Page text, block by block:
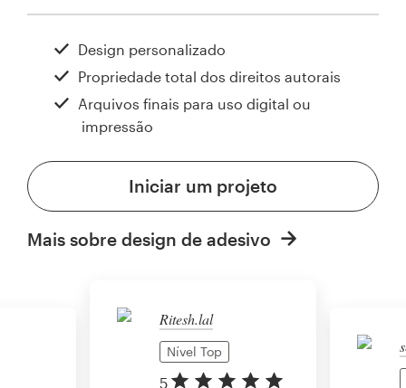
Ritesh.lal
Nível Top
5
Design personalizado
Propriedade total dos direitos autorais
Arquivos finais para uso digital ou
impressão
Iniciar um projeto
Mais sobre design de adesivo